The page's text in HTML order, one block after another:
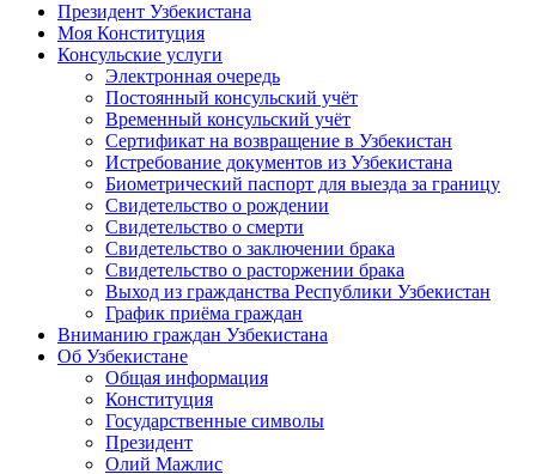
Президент Узбекистана
Моя Конституция
Консульские услуги
Электронная очередь
Постоянный консульский учёт
Временный консульский учёт
Сертификат на возвращение в Узбекистан
Истребование документов из Узбекистана
Биометрический паспорт для выезда за границу
Свидетельство о рождении
Свидетельство о смерти
Свидетельство о заключении брака
Свидетельство о расторжении брака
Выход из гражданства Республики Узбекистан
График приёма граждан
Вниманию граждан Узбекистана
Об Узбекистане
Общая информация
Конституция
Государственные символы
Президент
Олий Мажлис